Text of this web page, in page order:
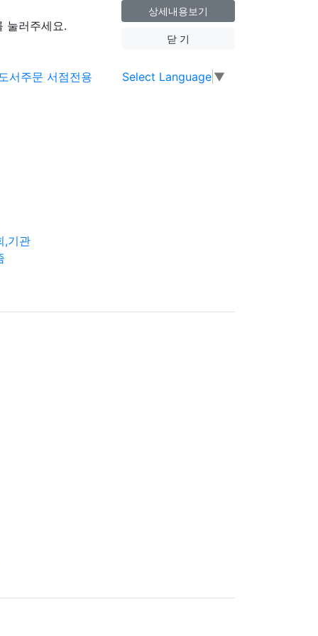
눌러주세요.
상세내용보기
닫 기
Select Language ▼
,기관